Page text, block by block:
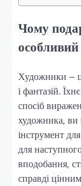
Чому
особливий
Художники –
і фантазій.
спосіб
художника, ви
інструмент
для
вподобання,
справді